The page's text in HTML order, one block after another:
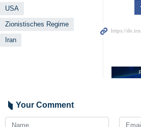
USA
Zionistisches Regime
Iran
Your Comment